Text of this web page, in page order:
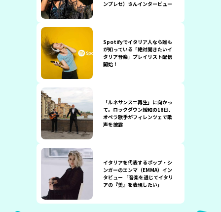
ンプレセ）さんインタービュー
Spotifyでイタリア人なら誰も
が知っている「絶対聞きたいイ
タリア音楽」プレイリスト配信
開始！
「ルネサンス＝再生」に向かっ
て。ロックダウン緩和の18日、
オペラ歌手がフィレンツェで歌
声を披露
イタリアを代表するポップ・シ
ンガーのエンマ（EMMA）イン
タビュー 「音楽を通じてイタリ
アの『美』を表現したい」